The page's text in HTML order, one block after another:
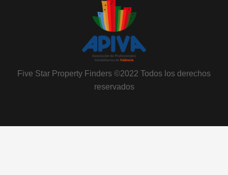
Five Star Property Finders ©2022 Todos los derechos
reservados